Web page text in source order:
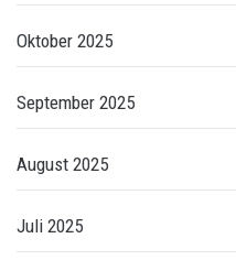
Oktober 2025
September 2025
August 2025
Juli 2025